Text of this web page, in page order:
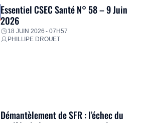
Essentiel CSEC Santé N° 58 – 9 Juin
2026
18 JUIN 2026 - 07H57
PHILLIPE DROUET
Démantèlement de SFR : l’échec du